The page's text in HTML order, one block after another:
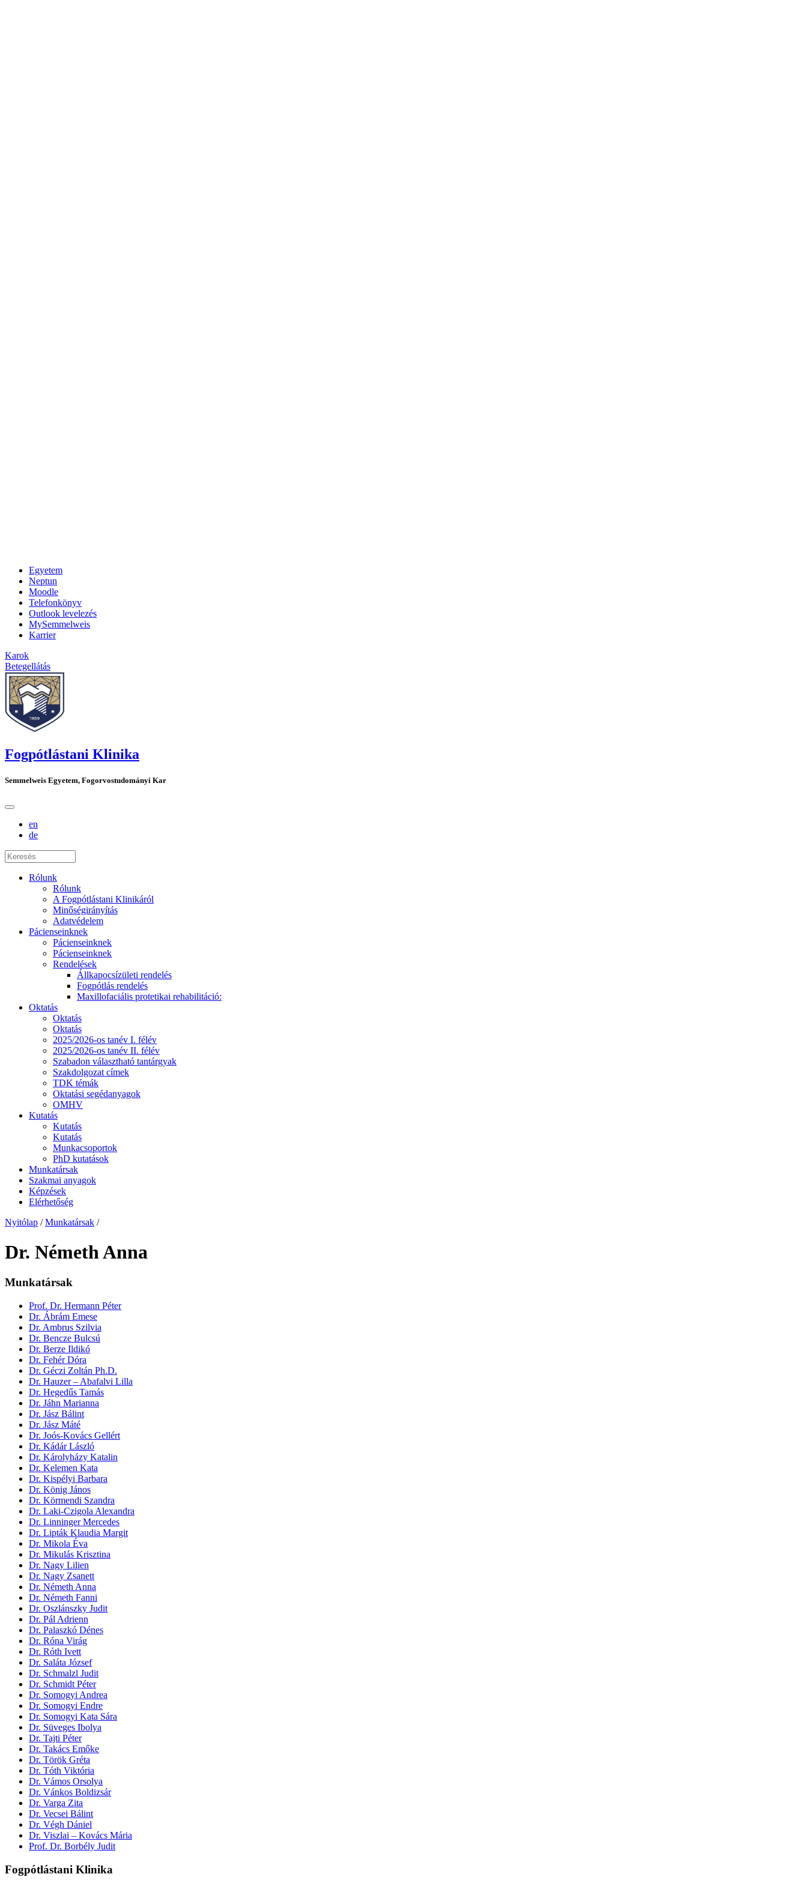
Egyetem
Neptun
Moodle
Telefonkönyv
Outlook levelezés
MySemmelweis
Karrier
Karok
Betegellátás
Fogpótlástani Klinika
Semmelweis Egyetem, Fogorvostudományi Kar
en
de
Rólunk
Rólunk
A Fogpótlástani Klinikáról
Minőségirányítás
Adatvédelem
Pácienseinknek
Pácienseinknek
Pácienseinknek
Rendelések
Állkapocsízületi rendelés
Fogpótlás rendelés
Maxillofaciális protetikai rehabilitáció:
Oktatás
Oktatás
Oktatás
2025/2026-os tanév I. félév
2025/2026-os tanév II. félév
Szabadon választható tantárgyak
Szakdolgozat címek
TDK témák
Oktatási segédanyagok
OMHV
Kutatás
Kutatás
Kutatás
Munkacsoportok
PhD kutatások
Munkatársak
Szakmai anyagok
Képzések
Elérhetőség
Nyitólap / Munkatársak /
Dr. Németh Anna
Munkatársak
Prof. Dr. Hermann Péter
Dr. Ábrám Emese
Dr. Ambrus Szilvia
Dr. Bencze Bulcsú
Dr. Berze Ildikó
Dr. Fehér Dóra
Dr. Géczi Zoltán Ph.D.
Dr. Hauzer – Abafalvi Lilla
Dr. Hegedűs Tamás
Dr. Jáhn Marianna
Dr. Jász Bálint
Dr. Jász Máté
Dr. Joós-Kovács Gellért
Dr. Kádár László
Dr. Károlyházy Katalin
Dr. Kelemen Kata
Dr. Kispélyi Barbara
Dr. König János
Dr. Körmendi Szandra
Dr. Laki-Czigola Alexandra
Dr. Linninger Mercedes
Dr. Lipták Klaudia Margit
Dr. Mikola Éva
Dr. Mikulás Krisztina
Dr. Nagy Lilien
Dr. Nagy Zsanett
Dr. Németh Anna
Dr. Németh Fanni
Dr. Oszlánszky Judit
Dr. Pál Adrienn
Dr. Palaszkó Dénes
Dr. Róna Virág
Dr. Róth Ivett
Dr. Saláta József
Dr. Schmalzl Judit
Dr. Schmidt Péter
Dr. Somogyi Andrea
Dr. Somogyi Endre
Dr. Somogyi Kata Sára
Dr. Süveges Ibolya
Dr. Tajti Péter
Dr. Takács Emőke
Dr. Török Gréta
Dr. Tóth Viktória
Dr. Vámos Orsolya
Dr. Vánkos Boldizsár
Dr. Varga Zita
Dr. Vecsei Bálint
Dr. Végh Dániel
Dr. Viszlai – Kovács Mária
Prof. Dr. Borbély Judit
Fogpótlástani Klinika